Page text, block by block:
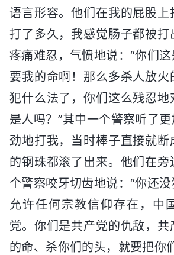
语言形容。他们在我的屁股上
打了多久，我感觉肠子都被打
疼痛难忍，气愤地说：“你们
要我的命啊！那么多杀人放
犯什么法了，你们这么残忍地
是人吗？”其中一个警察听了
劲地打我，当时棒子直接就断
的钢珠都滚了出来。他们在
个警察咬牙切齿地说：“你还
允许任何宗教信仰存在，中
党。你们是共产党的仇敌，共
的命、杀你们的头，就要把你